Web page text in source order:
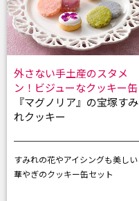
外さない手土産のスタメ
ン！ビジューなクッキー缶
『マグノリア』の宝塚すみ
れクッキー
すみれの花やアイシングも美しい
華やぎのクッキー缶セット